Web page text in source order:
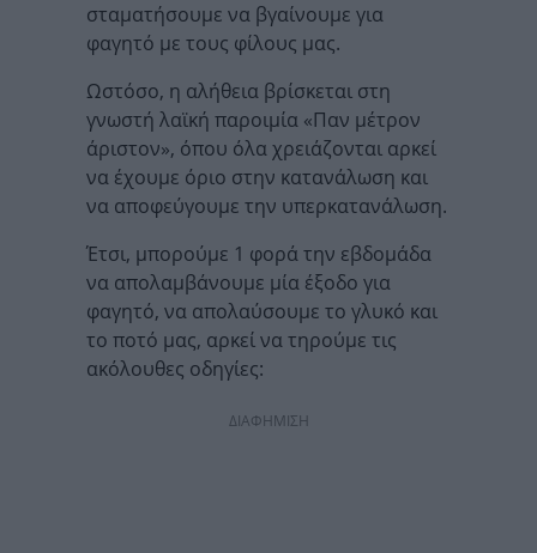
σταματήσουμε να βγαίνουμε για
φαγητό με τους φίλους μας.
Ωστόσο, η αλήθεια βρίσκεται στη
γνωστή λαϊκή παροιμία «Παν μέτρον
άριστον», όπου όλα χρειάζονται αρκεί
να έχουμε όριο στην κατανάλωση και
να αποφεύγουμε την υπερκατανάλωση.
Έτσι, μπορούμε 1 φορά την εβδομάδα
να απολαμβάνουμε μία έξοδο για
φαγητό, να απολαύσουμε το γλυκό και
το ποτό μας, αρκεί να τηρούμε τις
ακόλουθες οδηγίες:
ΔΙΑΦΗΜΙΣΗ